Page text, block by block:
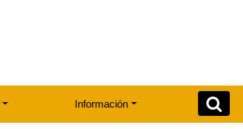
Información